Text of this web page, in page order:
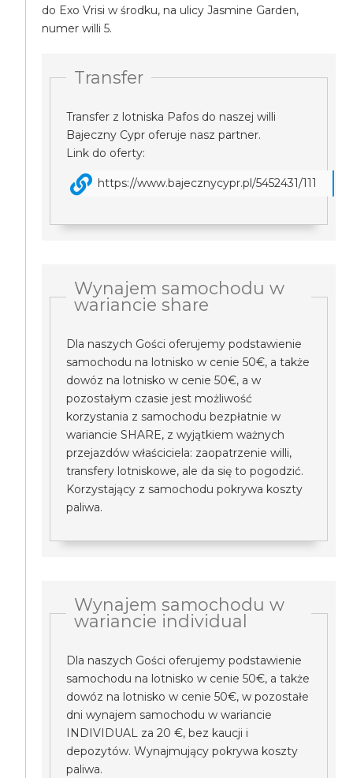
do Exo Vrisi w środku, na ulicy Jasmine Garden,
numer willi 5.
Transfer
Transfer z lotniska Pafos do naszej willi
Bajeczny Cypr oferuje nasz partner.
Link do oferty:
https://www.bajecznycypr.pl/5452431/111
Wynajem samochodu w
wariancie share
Dla naszych Gości oferujemy podstawienie
samochodu na lotnisko w cenie 50€, a także
dowóz na lotnisko w cenie 50€, a w
pozostałym czasie jest możliwość
korzystania z samochodu bezpłatnie w
wariancie SHARE, z wyjątkiem ważnych
przejazdów właściciela: zaopatrzenie willi,
transfery lotniskowe, ale da się to pogodzić.
Korzystający z samochodu pokrywa koszty
paliwa.
Wynajem samochodu w
wariancie individual
Dla naszych Gości oferujemy podstawienie
samochodu na lotnisko w cenie 50€, a także
dowóz na lotnisko w cenie 50€, w pozostałe
dni wynajem samochodu w wariancie
INDIVIDUAL za 20 €, bez kaucji i
depozytów. Wynajmujący pokrywa koszty
paliwa.